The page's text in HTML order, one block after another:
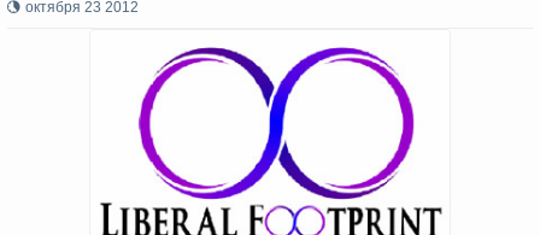
октября 23 2012